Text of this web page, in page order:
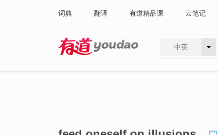
词典 翻译 有道精品课 云笔记
中英